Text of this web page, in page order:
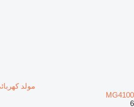
MG4100
6